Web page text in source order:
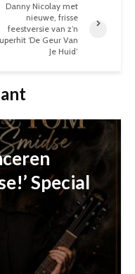
Danny Nicolay met
nieuwe, frisse
feestversie van z’n
‘De Geur Van
Je Huid’
Special